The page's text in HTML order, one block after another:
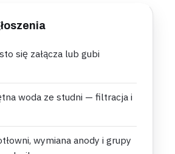
się załącza lub gubi
woda ze studni — filtracja i
wymiana anody i grupy